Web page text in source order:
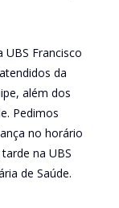
Francisco
da
além dos
Pedimos
no horário
na UBS
de Saúde.